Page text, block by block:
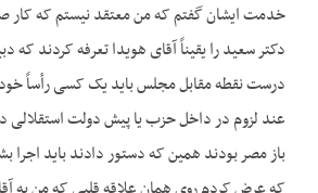
خدمت ایشان گفتم که من معتقد نیستم که
دکتر سعید را یقیناً آقای هویدا تعرفه کردند
درست نقطه مقابل مجلس باید یک کسی رأساً
عند لزوم در داخل حزب یا پیش دولت
باز مصر بودند همین که دستور دادند باید اجرا